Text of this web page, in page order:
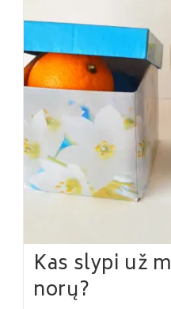
Kas slypi už
norų?